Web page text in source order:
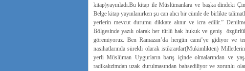
kitap)yayınladı.Bu kitap ile Müslümanlara ve başka dindeki
Belge kitap yayınlanırken şu can alıcı bir cümle de birlikte
yerlerin mevcut durumu dikkate alınır ve icra edilir.”
Bölgesinde yazılı olarak her türlü hak hukuk ve geniş
göremiyoruz. Ben Ramazan’da hergün cami’ye gidiyor ve
nasihatlarında sürekli olarak istikrardar(Mukimlikten)
yerli Müslüman Uygurların barış içinde olmalarından ve
radikalızimdan uzak durulmasından bahsediliyor ve